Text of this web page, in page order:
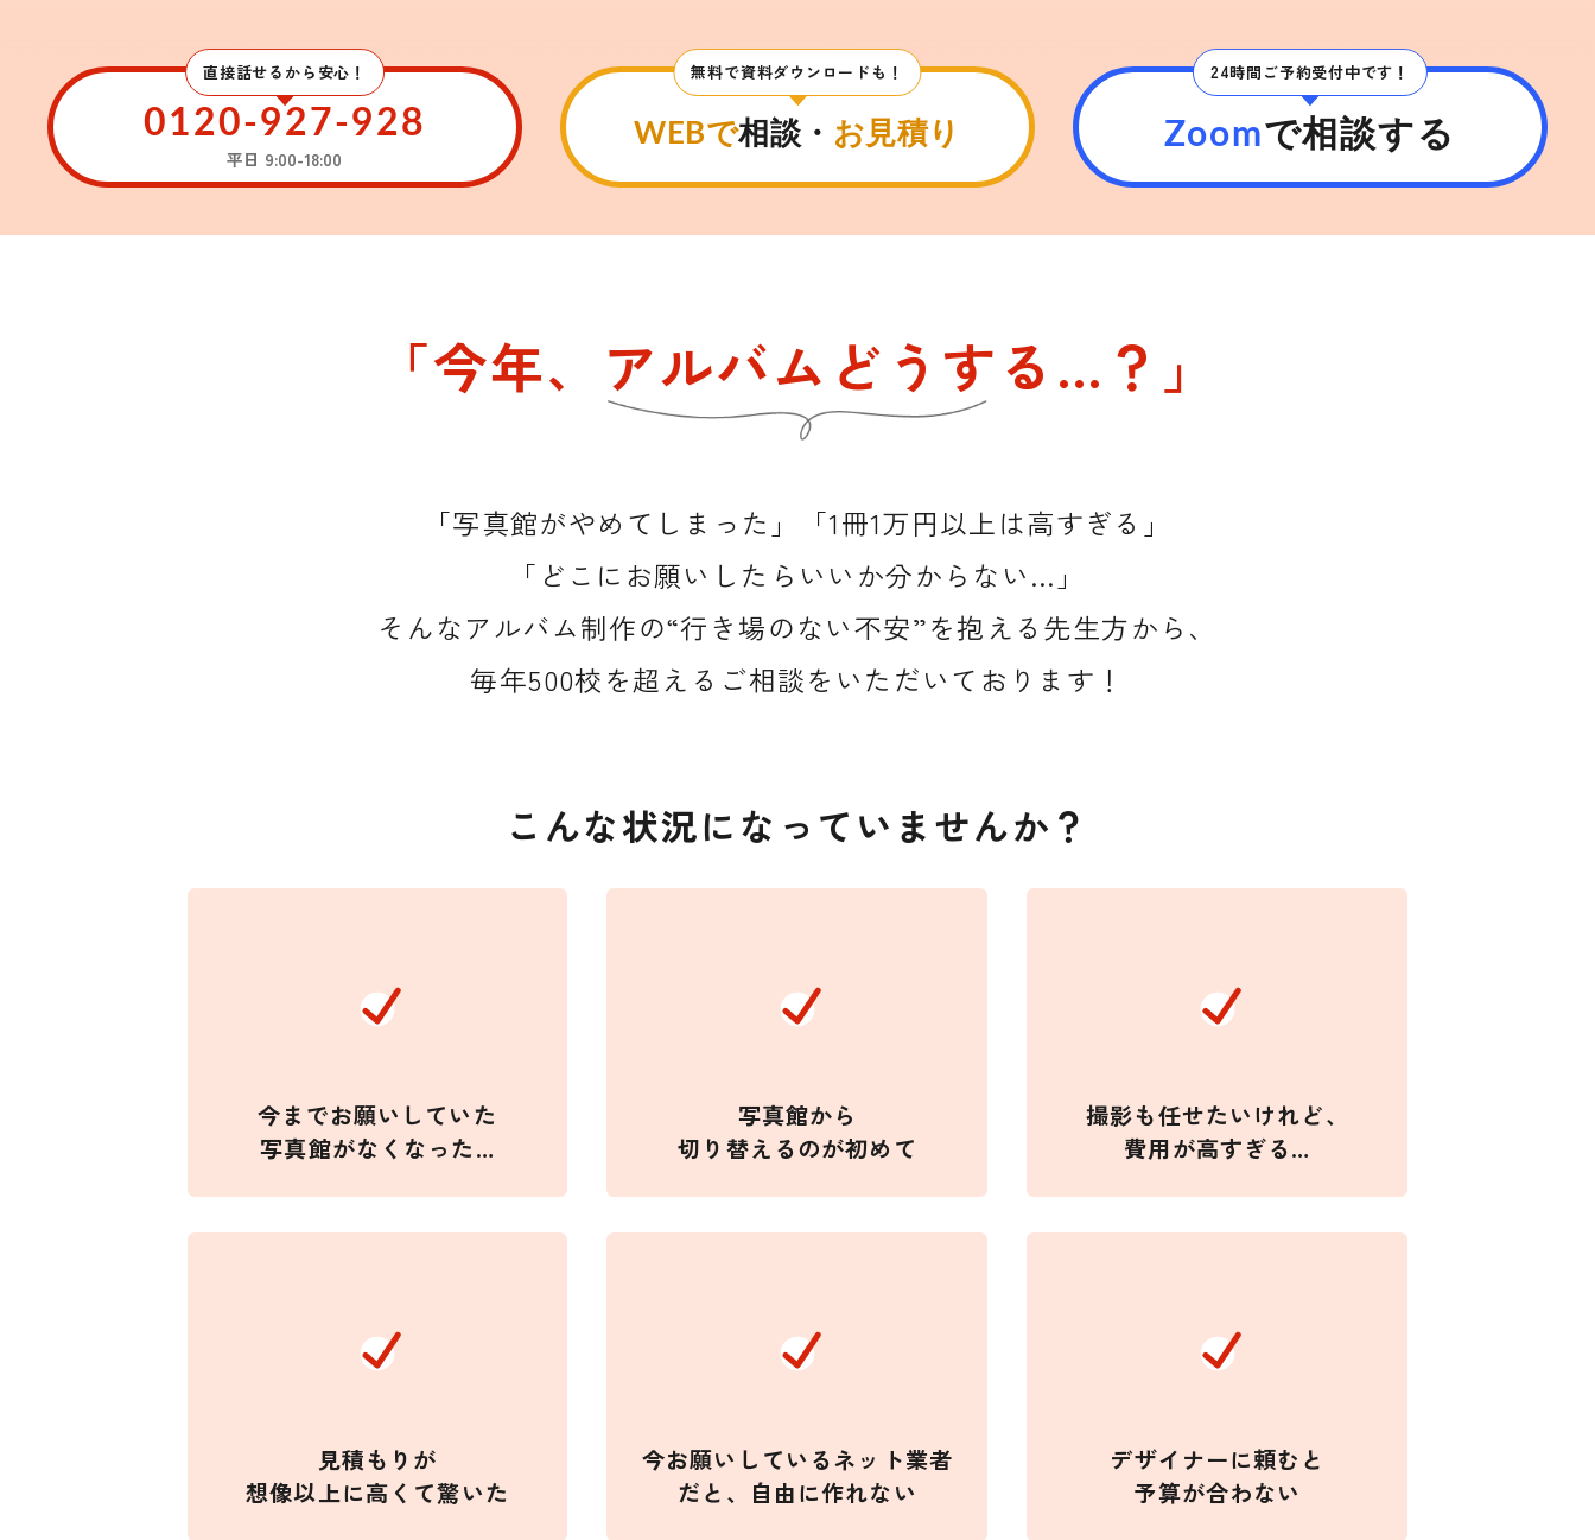
直接話せるから安心！
0120-927-928
平日 9:00-18:00
無料で資料ダウンロードも！
WEBで相談・ お見積り
24時間ご予約受付中です！
Zoomで相談する
「今年、アルバムどうする…？」
「写真館がやめてしまった」
「1冊1万円以上は高すぎる」
「どこにお願いしたらいいか分からない…」
そんなアルバム制作の“行き場のない不安”を抱える先生方から、
毎年500校を超えるご相談をいただいております！
こんな状況になっていませんか？
今までお願いしていた
写真館がなくなった…
写真館から
切り替えるのが初めて
撮影も任せたいけれど、
費用が高すぎる…
見積もりが
想像以上に高くて驚いた
今お願いしているネット業者
だと、自由に作れない
デザイナーに頼むと
予算が合わない